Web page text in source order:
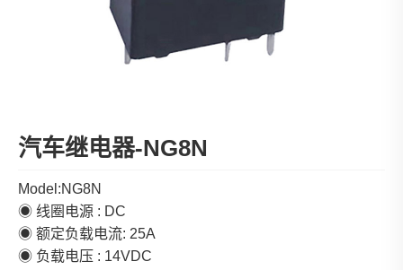
汽车继电器-NG8N
Model:NG8N
◉ 线圈电源 : DC
◉ 额定负载电流: 25A
◉ 负载电压 : 14VDC